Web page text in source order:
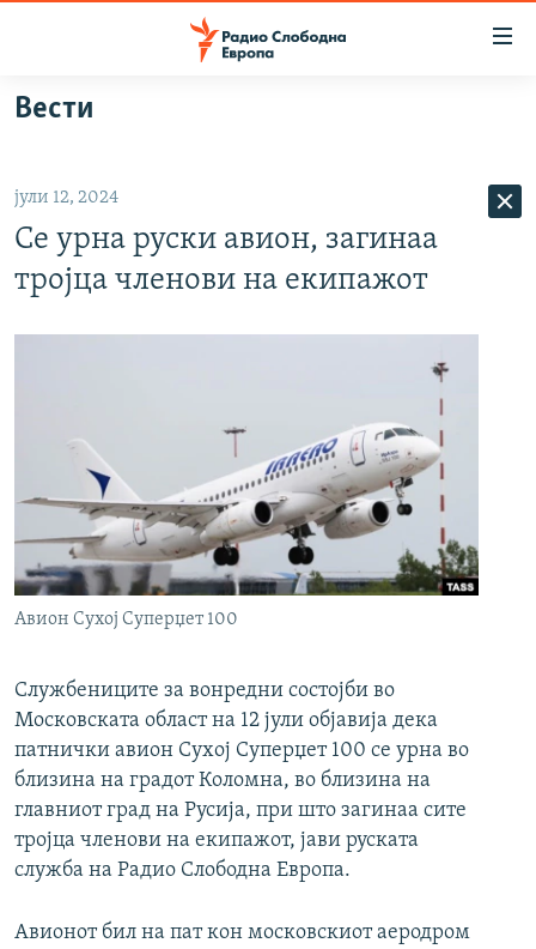
Оди
на
Оди
на
главната
навигација
Премини
на
ВИЗУЕЛНО
ВЕСТИ
ШТО ТРЕБА ДА ЗНАЕТЕ
СЛЕДЕТЕ НЕ
РСЕ веб страници
Вести
јули 12, 2024
Се урна руски авион, загинаа
тројца членови на екипажот
Авион Сухој Суперџет 100
Службениците за вонредни состојби во
Московската област на 12 јули објавија дека
патнички авион Сухој Суперџет 100 се урна во
близина на градот Коломна, во близина на
главниот град на Русија, при што загинаа сите
тројца членови на екипажот, јави руската
служба на Радио Слободна Европа.
Авионот бил на пат кон московскиот аеродром